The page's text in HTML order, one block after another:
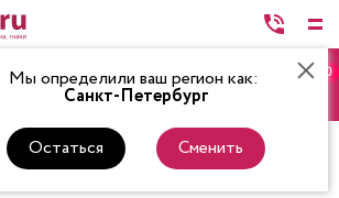
Мы определили ваш регион как:
Санкт-Петербург
Остаться Сменить
0
ТКАНИ НИТКИ